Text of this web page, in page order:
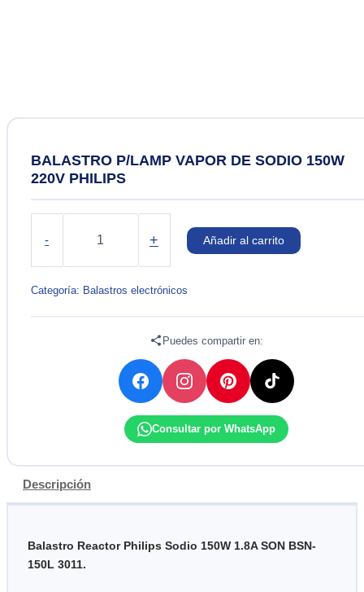
BALASTRO P/LAMP VAPOR DE SODIO 150W
220V PHILIPS
-
DE
SODIO
+ Añadir al carrito
Categoría: Balastros electrónicos
Puedes compartir en:
Consultar por WhatsApp
Descripción
Balastro Reactor Philips Sodio 150W 1.8A SON BSN-
150L 3011.